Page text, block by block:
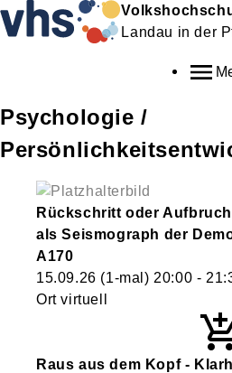
Landau in der
Psychologie /
Rückschritt oder
als Seismograph der
A170
15.09.26 (1-mal) 20:00 -
Ort virtuell
Raus aus dem Kopf -